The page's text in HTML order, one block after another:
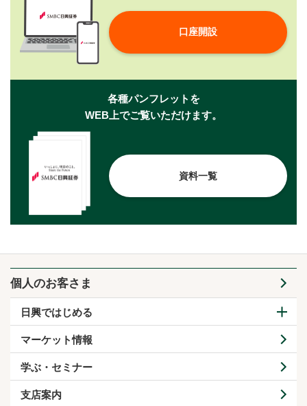
口座開設
各種パンフレットを
WEB上でご覧いただけます。
資料一覧
個人のお客さま
日興ではじめる
マーケット情報
学ぶ・セミナー
支店案内